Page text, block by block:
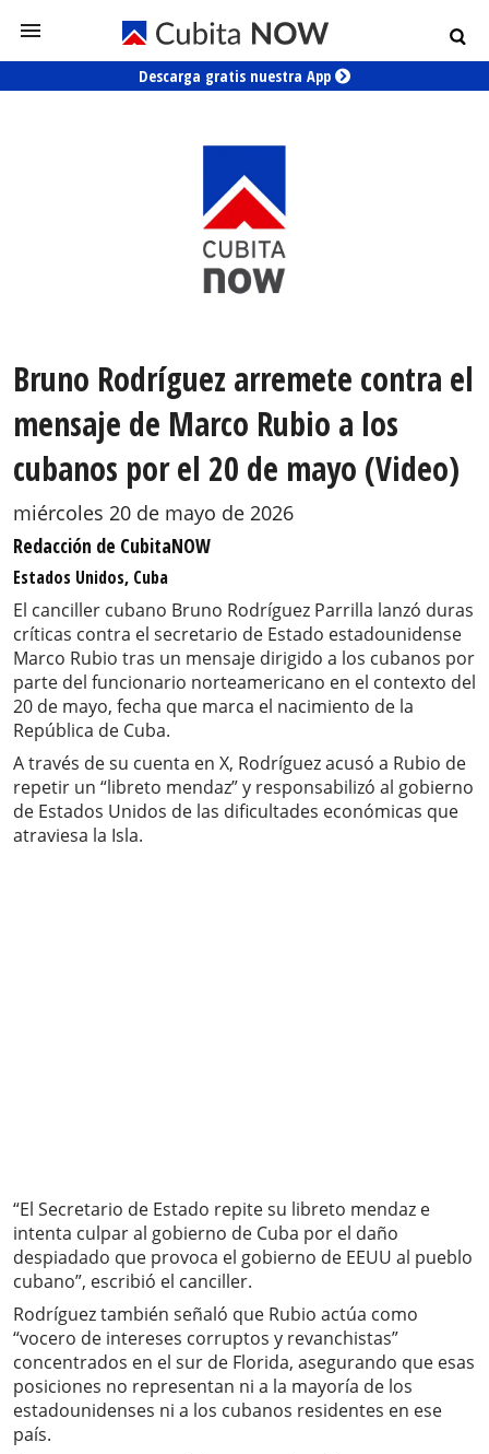
Descarga gratis nuestra App
Bruno Rodríguez arremete contra el
mensaje de Marco Rubio a los
cubanos por el 20 de mayo (Video)
miércoles 20 de mayo de 2026
Redacción de CubitaNOW
Estados Unidos, Cuba
El canciller cubano Bruno Rodríguez Parrilla lanzó duras
críticas contra el secretario de Estado estadounidense
Marco Rubio tras un mensaje dirigido a los cubanos por
parte del funcionario norteamericano en el contexto del
20 de mayo, fecha que marca el nacimiento de la
República de Cuba.
A través de su cuenta en X, Rodríguez acusó a Rubio de
repetir un “libreto mendaz” y responsabilizó al gobierno
de Estados Unidos de las dificultades económicas que
atraviesa la Isla.
“El Secretario de Estado repite su libreto mendaz e
intenta culpar al gobierno de Cuba por el daño
despiadado que provoca el gobierno de EEUU al pueblo
cubano”, escribió el canciller.
Rodríguez también señaló que Rubio actúa como
“vocero de intereses corruptos y revanchistas”
concentrados en el sur de Florida, asegurando que esas
posiciones no representan ni a la mayoría de los
estadounidenses ni a los cubanos residentes en ese
país.